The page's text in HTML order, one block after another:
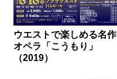
ウエストで楽しめる名作
オペラ「こうもり」
（2019）